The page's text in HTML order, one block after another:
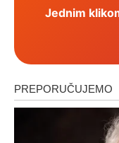
Jednim